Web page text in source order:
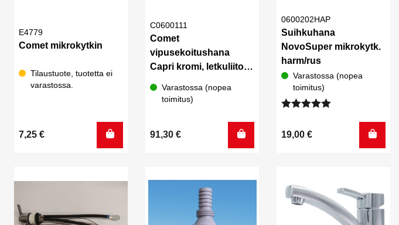
E4779
Comet mikrokytkin
Tilaustuote, tuotetta ei
varastossa.
7,25 €
C0600111
Comet
vipusekoitushana
Capri kromi, letkuliitos,
Varastossa (nopea
toimitus)
91,30 €
0600202HAP
Suihkuhana
NovoSuper mikrokytk.
harm/rus
Varastossa (nopea
toimitus)
5.00/ 5
19,00 €